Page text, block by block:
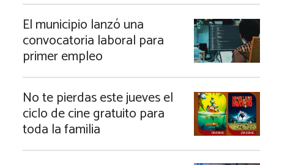
El municipio lanzó una
convocatoria laboral para
primer empleo
No te pierdas este jueves el
ciclo de cine gratuito para
toda la familia